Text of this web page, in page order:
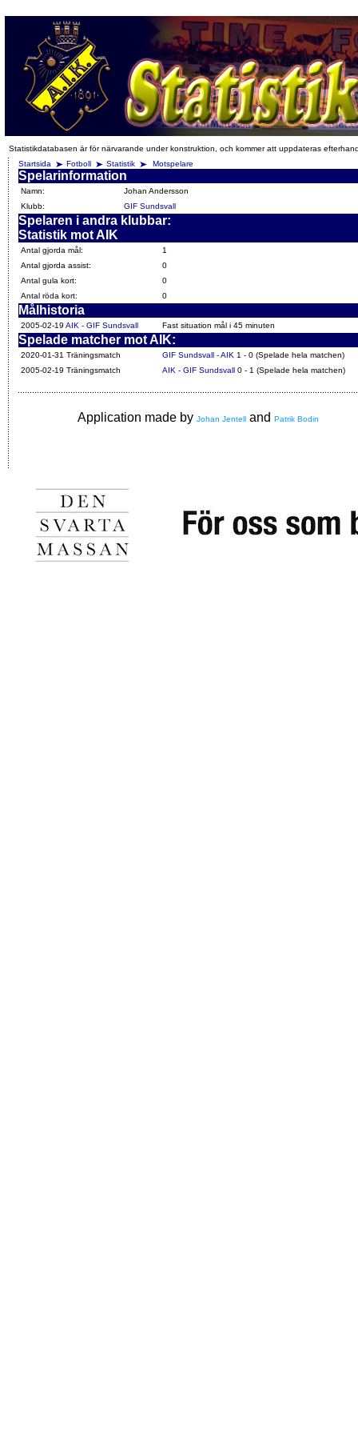
Statistikdatabasen är för närvarande under konstruktion, och kommer att uppdateras
Startsida
Fotboll Statistik Motspelare
Spelarinformation
Namn:
Johan Andersson
Klubb:
GIF Sundsvall
Spelaren i andra klubbar:
Statistik mot AIK
Antal gjorda mål:
1
Antal gjorda assist:
0
Antal gula kort:
0
Antal röda kort:
0
Målhistoria
2005-02-19 AIK - GIF Sundsvall Fast situation mål i 45 minuten
Spelade matcher mot AIK:
2020-01-31 Träningsmatch GIF Sundsvall - AIK 1 - 0 (Spelade hela matchen)
2005-02-19 Träningsmatch
AIK - GIF Sundsvall 0 - 1 (Spelade hela matchen)
Application made by Johan Jentell and Patrik Bodin